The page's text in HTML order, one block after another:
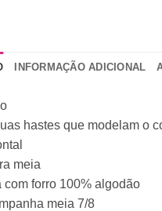
INFORMAÇÃO ADICIONAL
hastes que modelam o
meia
com forro 100% algodão
meia 7/8